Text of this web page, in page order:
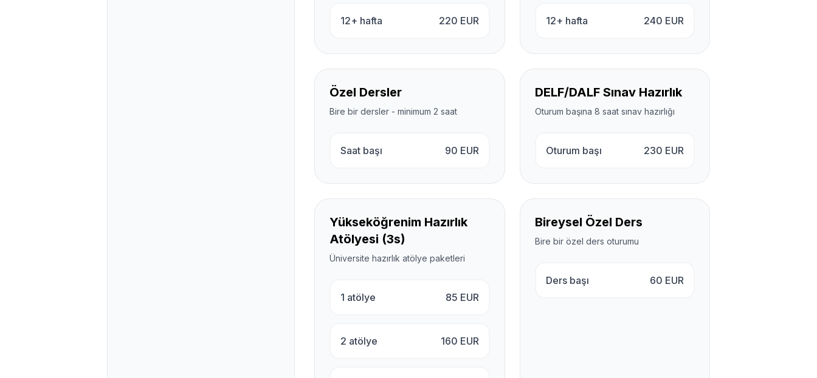
12+ hafta 220 EUR 12+ hafta 240 EUR
Özel Dersler
Bire bir dersler - minimum 2 saat
Saat başı 90 EUR
DELF/DALF Sınav Hazırlık
Oturum başına 8 saat sınav hazırlığı
Oturum başı 230 EUR
Yükseköğrenim Hazırlık
Atölyesi (3s)
Üniversite hazırlık atölye paketleri
1 atölye 85 EUR
2 atölye 160 EUR
Bireysel Özel Ders
Bire bir özel ders oturumu
Ders başı 60 EUR